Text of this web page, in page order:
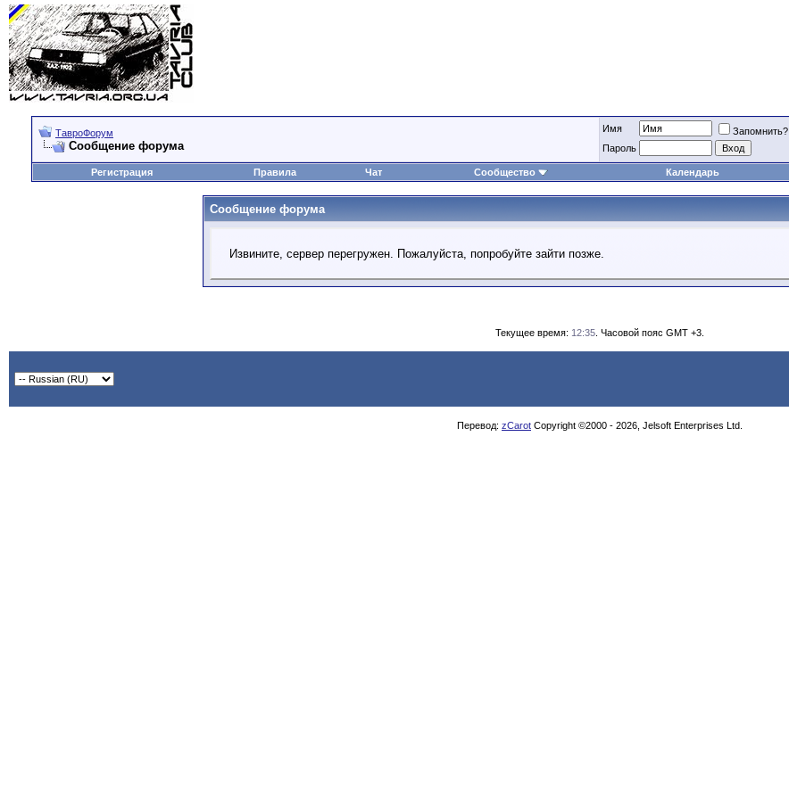
ТавроФорум
Сообщение форума
Имя
Запомнить?
Пароль
Регистрация Правила Чат Сообщество Календарь
Сообщение форума
Извините, сервер перегружен. Пожалуйста, попробуйте зайти позже.
Текущее время: 12:35 . Часовой пояс GMT +3.
Перевод: zCarot Copyright ©2000 - 2026, Jelsoft Enterprises Ltd.